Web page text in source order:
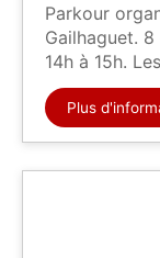
Parkour
Gailhaguet.
14h à 15h.
Plus